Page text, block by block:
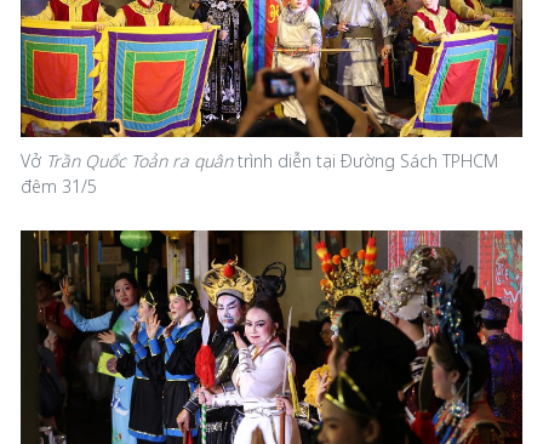
Vở Trần Quốc Toản ra quântrình diễn tại Đường Sách TPHCM
đêm 31/5